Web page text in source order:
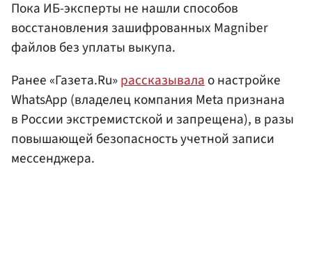
Пока ИБ-эксперты не нашли способов
восстановления зашифрованных Magniber
файлов без уплаты выкупа.
Ранее «Газета.Ru»рассказывалао настройке
WhatsApp (владелец компания Meta признана
в России экстремистской и запрещена), в разы
повышающей безопасность учетной записи
мессенджера.